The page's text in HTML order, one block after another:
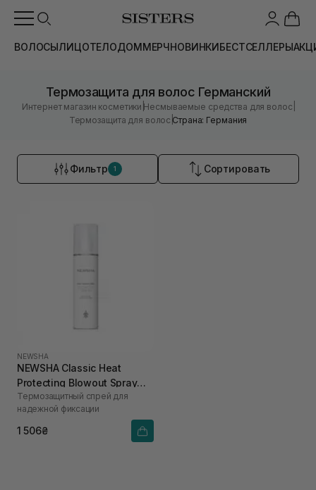
ВОЛОСЫЛИЦОТЕЛОДОММЕРЧНОВИНКИБЕСТСЕЛЛЕРЫ
Термозащита для волос Германский
Интернет магазин косметики |Несмываемые средства для волос
Термозащита для волос |Страна: Германия
Фильтр 1 Сортировать
NEWSHA
NEWSHA Classic Heat
Protecting Blowout Spray
200 мл
Термозащитный спрей для
надежной фиксации
1 506₴